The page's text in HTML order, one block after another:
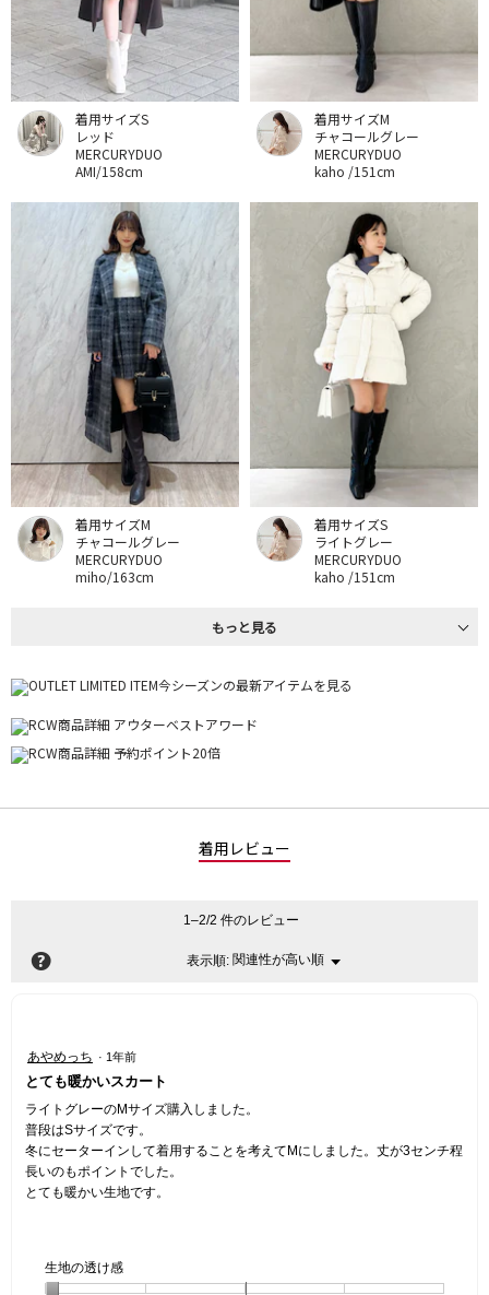
着用サイズS
レッド
MERCURYDUO
AMI/158cm
着用サイズM
チャコールグレー
MERCURYDUO
kaho /151cm
着用サイズM
チャコールグレー
MERCURYDUO
miho/163cm
着用サイズS
ライトグレー
MERCURYDUO
kaho /151cm
もっと見る
着用レビュー
1–2/2 件のレビュー
? 表示順: 関連性が高い順 ▼
メ
5
／
5
個
で
す。
あやめっち · 1年前
とても暖かいスカート
ライトグレーのMサイズ購入しました。
普段はSサイズです。
冬にセーターインして着用することを考えてMにしました。丈が3センチ程
長いのもポイントでした。
とても暖かい生地です。
生地の透け感